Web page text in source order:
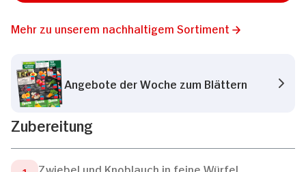
Mehr zu unserem nachhaltigem Sortiment
Angebote der Woche zum Blättern
Zubereitung
Zwiebel und Knoblauch in feine Würfel